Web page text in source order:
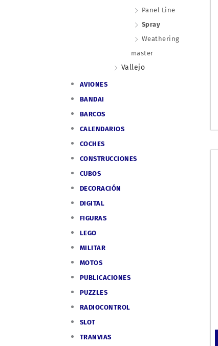
Panel Line
Spray
Weathering
master
Vallejo
AVIONES
BANDAI
BARCOS
CALENDARIOS
COCHES
CONSTRUCCIONES
CUBOS
DECORACIÓN
DIGITAL
FIGURAS
LEGO
MILITAR
MOTOS
PUBLICACIONES
PUZZLES
RADIOCONTROL
SLOT
TRANVIAS